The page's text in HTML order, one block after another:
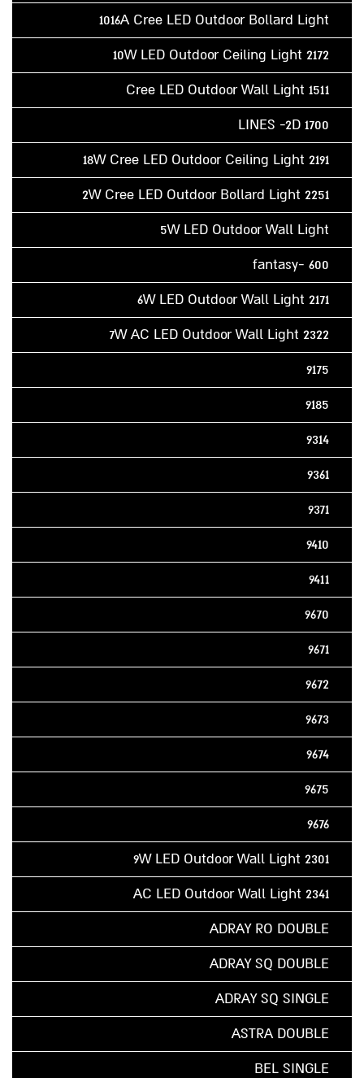
1016A Cree LED Outdoor Bollard Light
10W LED Outdoor Ceiling Light 2172
1511 Cree LED Outdoor Wall Light
1700 LINES -2D
18W Cree LED Outdoor Ceiling Light 2191
2W Cree LED Outdoor Bollard Light 2251
5W LED Outdoor Wall Light
600 -fantasy
6W LED Outdoor Wall Light 2171
7W AC LED Outdoor Wall Light 2322
9175
9185
9314
9361
9371
9410
9411
9670
9671
9672
9673
9674
9675
9676
9W LED Outdoor Wall Light 2301
AC LED Outdoor Wall Light 2341
ADRAY RO DOUBLE
ADRAY SQ DOUBLE
ADRAY SQ SINGLE
ASTRA DOUBLE
BEL SINGLE